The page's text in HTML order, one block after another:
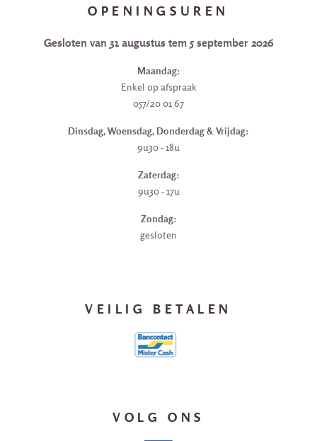
OPENINGSUREN
Gesloten van 31 augustus tem 5 september 2026
Maandag:
Enkel op afspraak
057/20 01 67
Dinsdag, Woensdag, Donderdag & Vrijdag:
9u30 - 18u
Zaterdag:
9u30 - 17u
Zondag:
gesloten
VEILIG BETALEN
VOLG ONS